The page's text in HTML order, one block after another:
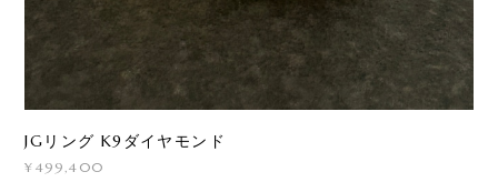
JGリング K9ダイヤモンド
¥499,400